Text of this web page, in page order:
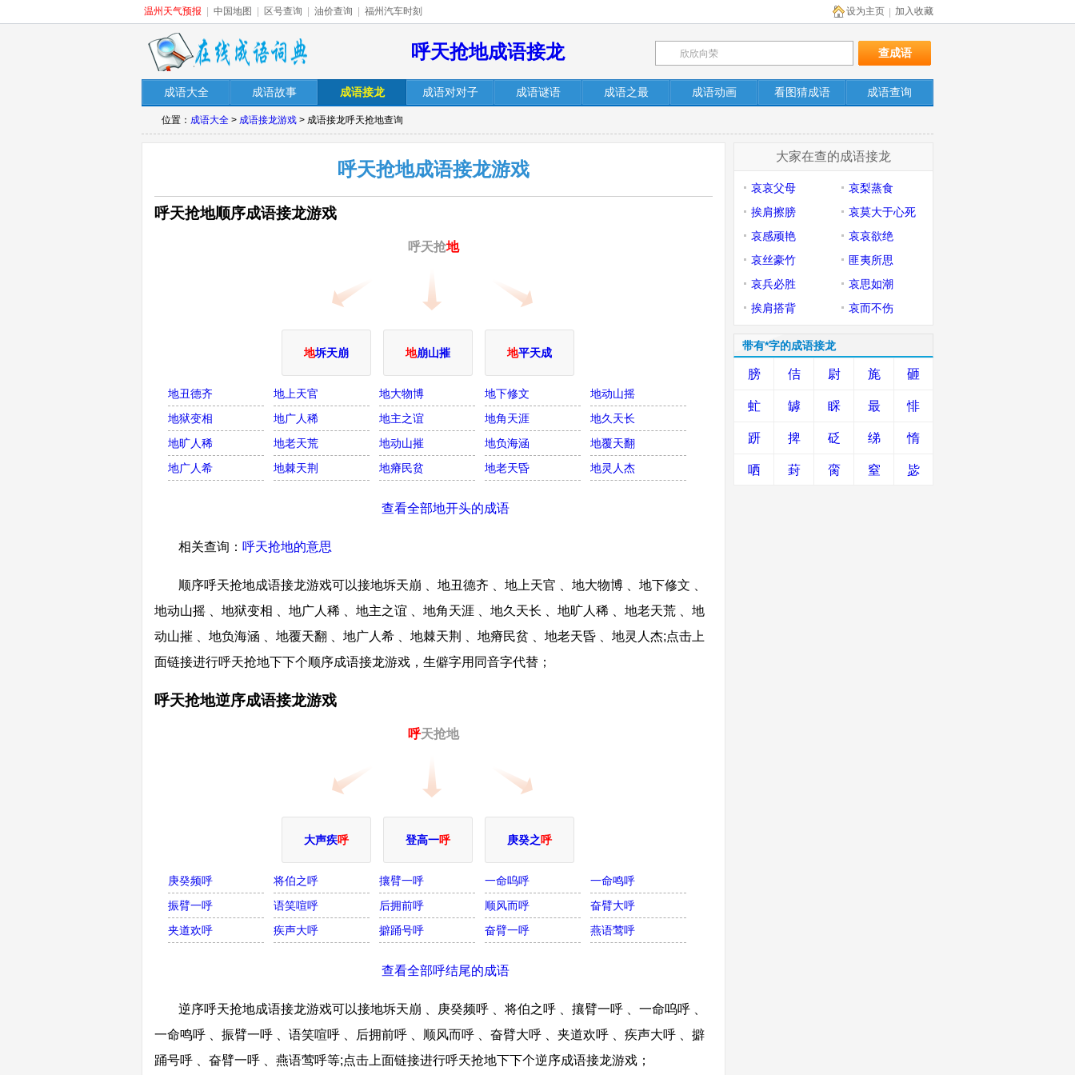
温州天气预报 中国地图 区号查询 油价查询 福州汽车时刻 加入收藏
设为主页
呼天抢地成语接龙
成语大全 成语故事 成语接龙 成语对对子 成语谜语 成语之最 成语动画 看图猜成语 成语查询
位置： 成语大全 > 成语接龙游戏 > 成语接龙呼天抢地查询
呼天抢地成语接龙游戏
呼天抢地顺序成语接龙游戏
呼天抢地
地坼天崩 地崩山摧 地平天成
地丑德齐 地上天官 地大物博 地下修文
地动山摇
地狱变相
地广人稀 地主之谊 地角天涯
地久天长
地旷人稀
地老天荒 地动山摧 地负海涵
地覆天翻
地广人希
地棘天荆 地瘠民贫 地老天昏 地灵人杰
查看全部地开头的成语
相关查询： 呼天抢地的意思
顺序呼天抢地成语接龙游戏可以接地坼天崩 、地丑德齐 、地上天官 、地大物博 、地下修文 、
地动山摇 、地狱变相 、地广人稀 、地主之谊 、地角天涯 、地久天长 、地旷人稀 、地老天荒 、地
动山摧 、地负海涵 、地覆天翻 、地广人希 、地棘天荆 、地瘠民贫 、地老天昏 、地灵人杰;点击上
面链接进行呼天抢地下下个顺序成语接龙游戏，生僻字用同音字代替；
呼天抢地逆序成语接龙游戏
呼天抢地
大声疾呼 登高一呼 庚癸之呼
庚癸频呼 将伯之呼 攘臂一呼 一命呜呼
一命鸣呼
振臂一呼
语笑喧呼 后拥前呼 顺风而呼
奋臂大呼
夹道欢呼
疾声大呼 擗踊号呼 奋臂一呼 燕语莺呼
查看全部呼结尾的成语
逆序呼天抢地成语接龙游戏可以接地坼天崩 、庚癸频呼 、将伯之呼 、攘臂一呼 、一命呜呼 、
一命鸣呼 、振臂一呼 、语笑喧呼 、后拥前呼 、顺风而呼 、奋臂大呼 、夹道欢呼 、疾声大呼 、擗
踊号呼 、奋臂一呼 、燕语莺呼等;点击上面链接进行呼天抢地下下个逆序成语接龙游戏；
大家在查的成语接龙
哀哀父母
哀梨蒸食
挨肩擦膀
哀莫大于心死
哀感顽艳
哀哀欲绝
哀丝豪竹
匪夷所思
哀兵必胜
哀思如潮
挨肩搭背
哀而不伤
带有*字的成语接龙
膀 佶 尉 旄 砸
虻 罅 睬 最 悱
趼 捭 砭 绨 惰
哂 葑 脔 窒 毖